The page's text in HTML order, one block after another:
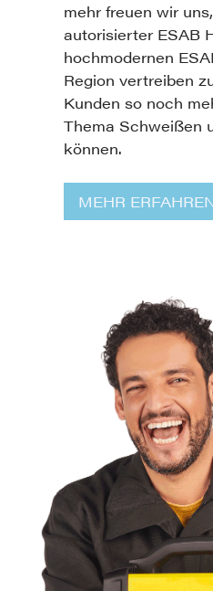
mehr freuen wir
autorisierter ESAB
hochmodernen
Region vertreiben
Kunden so noch
Thema Schweißen
können.
MEHR